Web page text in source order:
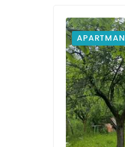
APARTMAN